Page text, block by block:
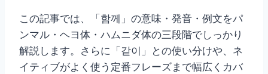
この記事では、「함께」の意味・発音・例文をパ
ンマル・ヘヨ体・ハムニダ体の三段階でしっかり
解説します。さらに「같이」との使い分けや、ネ
イティブがよく使う定番フレーズまで幅広くカバ